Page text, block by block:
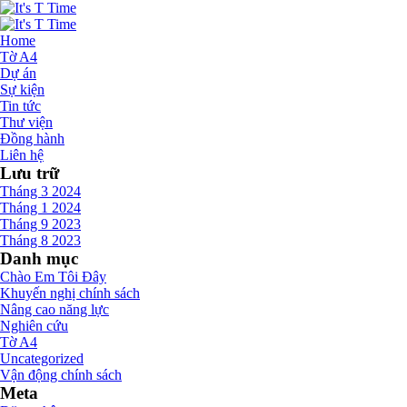
Home
Tờ A4
Dự án
Sự kiện
Tin tức
Thư viện
Đồng hành
Liên hệ
Lưu trữ
Tháng 3 2024
Tháng 1 2024
Tháng 9 2023
Tháng 8 2023
Danh mục
Chào Em Tôi Đây
Khuyến nghị chính sách
Nâng cao năng lực
Nghiên cứu
Tờ A4
Uncategorized
Vận động chính sách
Meta